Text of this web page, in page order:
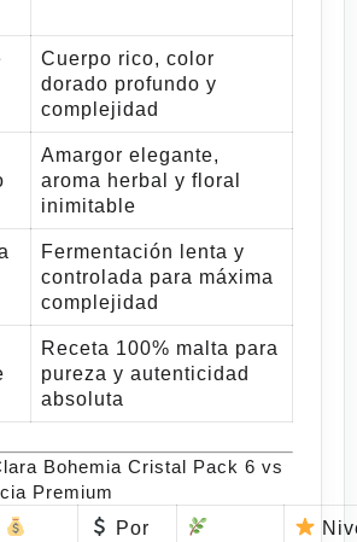
Cuerpo rico, color
dorado profundo y
complejidad
Amargor elegante,
aroma herbal y floral
inimitable
Fermentación lenta y
controlada para máxima
complejidad
Receta 100% malta para
pureza y autenticidad
absoluta
Bohemia Cristal Pack 6 vs
Premium
Por